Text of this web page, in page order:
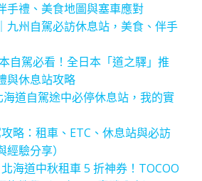
手禮、美食地圖與塞車應對
九州自駕必訪休息站，美食、伴手
自駕必看！全日本「道之驛」推
與休息站攻略
海道自駕途中必停休息站，我的實
略：租車、ETC、休息站與必訪
驗分享）
海道中秋租車 5 折神券！TOCOO